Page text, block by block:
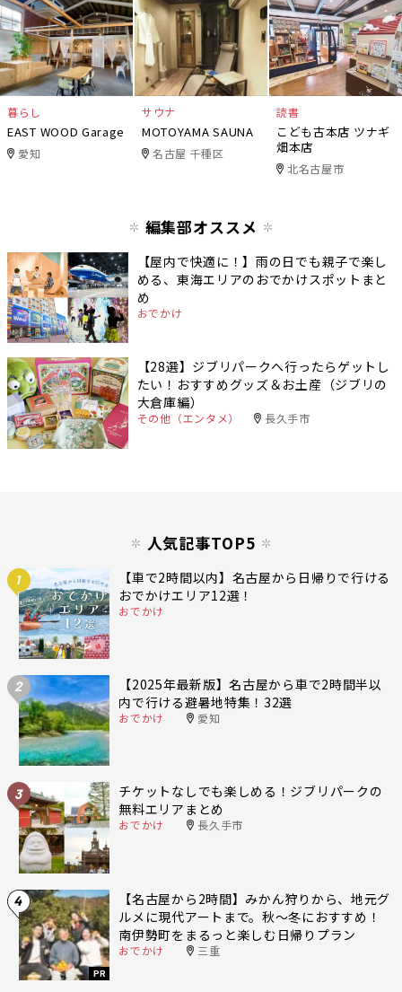
暮らし
EAST WOOD Garage
愛知
サウナ
MOTOYAMA SAUNA
名古屋 千種区
読書
こども古本店 ツナギ
畑本店
北名古屋市
編集部オススメ
【屋内で快適に！】雨の日でも親子で楽し
める、東海エリアのおでかけスポットまと
め
おでかけ
【28選】ジブリパークへ行ったらゲットし
たい！おすすめグッズ＆お土産（ジブリの
大倉庫編）
その他（エンタメ） 長久手市
人気記事TOP5
1
【車で2時間以内】名古屋から日帰りで行ける
おでかけエリア12選！
おでかけ
2
【2025年最新版】名古屋から車で2時間半以
内で行ける避暑地特集！32選
おでかけ 愛知
3
チケットなしでも楽しめる！ジブリパークの
無料エリアまとめ
おでかけ 長久手市
4
PR
【名古屋から2時間】みかん狩りから、地元グ
ルメに現代アートまで。秋〜冬におすすめ！
南伊勢町をまるっと楽しむ日帰りプラン
おでかけ 三重